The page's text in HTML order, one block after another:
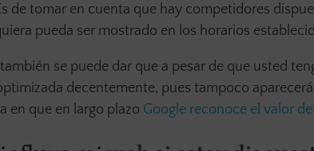
de tomar en cuenta que hay competidores
pueda ser mostrado en los horarios
se puede dar que a pesar de que usted
decentemente, pues tampoco
en que en largo plazo Google reconoce el valor